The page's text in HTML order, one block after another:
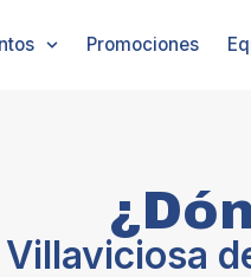
Promociones
Villaviciosa